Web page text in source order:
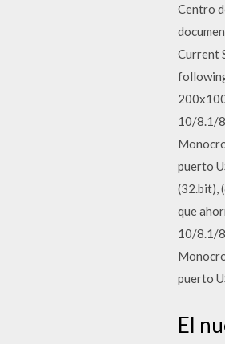
Centro
Current
10/8.1/
puerto
(32.bit),
que
10/8.1/
puerto
El